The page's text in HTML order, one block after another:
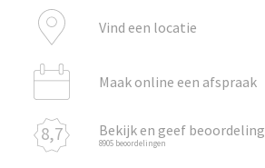
Vind een locatie
Maak online een afspraak
8,7 Bekijk en geef beoordeling
8905 beoordelingen